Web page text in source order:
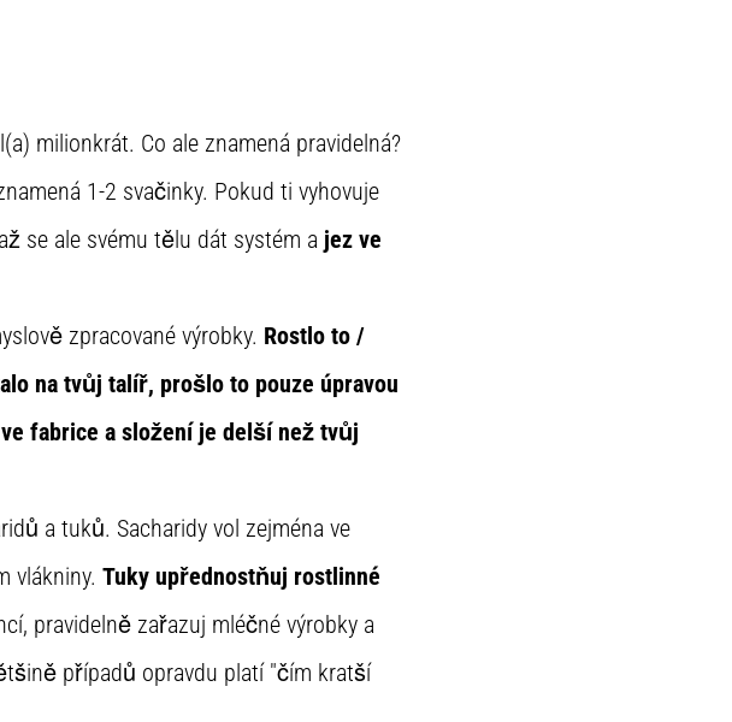
milionkrát. Co ale znamená pravidelná?
1-2 svačinky. Pokud ti vyhovuje
se ale svému tělu dát systém a jez ve
zpracované výrobky. Rostlo to /
na tvůj talíř, prošlo to pouze úpravou
fabrice a složení je delší než tvůj
a tuků. Sacharidy vol zejména ve
vlákniny. Tuky upřednostňuj rostlinné
pravidelně zařazuj mléčné výrobky a
případů opravdu platí "čím kratší